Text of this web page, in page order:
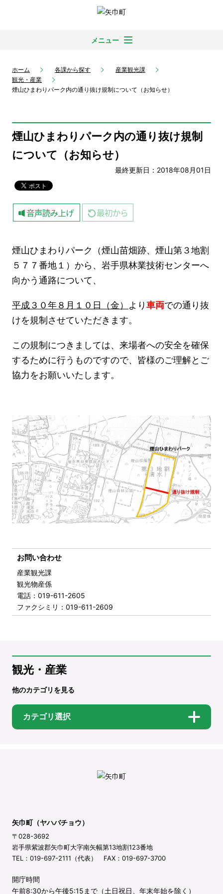
メニュー
ホーム 各課から探す
産業観光課
観光・産業
煙山ひまわりパーク内の通り抜け規制について（お知らせ）
煙山ひまわりパーク内の通り抜け規制
について（お知らせ）
最終更新日：2018年08月01日
煙山ひまわりパーク（煙山苗畑跡、煙山第３地割
５７７番地１）から、岩手県林業技術センターへ
向かう通路について、
平成３０年８月１０日（金） より車両での通り抜
けを規制させていただきます。
この規制につきましては、来場者への安全を確保
するために行うものですので、皆様のご理解とご
協力をお願いいたします。
お問い合わせ
産業観光課
観光物産係
電話 ：019-611-2605
ファクシミリ ：019-611-2609
観光・産業
他のカテゴリを見る
カテゴリ選択
矢巾町（ヤハバチョウ）
〒028-3692
岩手県紫波郡矢巾町大字南矢幅第13地割123番地
TEL：019-697-2111（代表） FAX：019-697-3700
開庁時間
午前8:30から午後5:15まで（土日祝日、年末年始を除く）